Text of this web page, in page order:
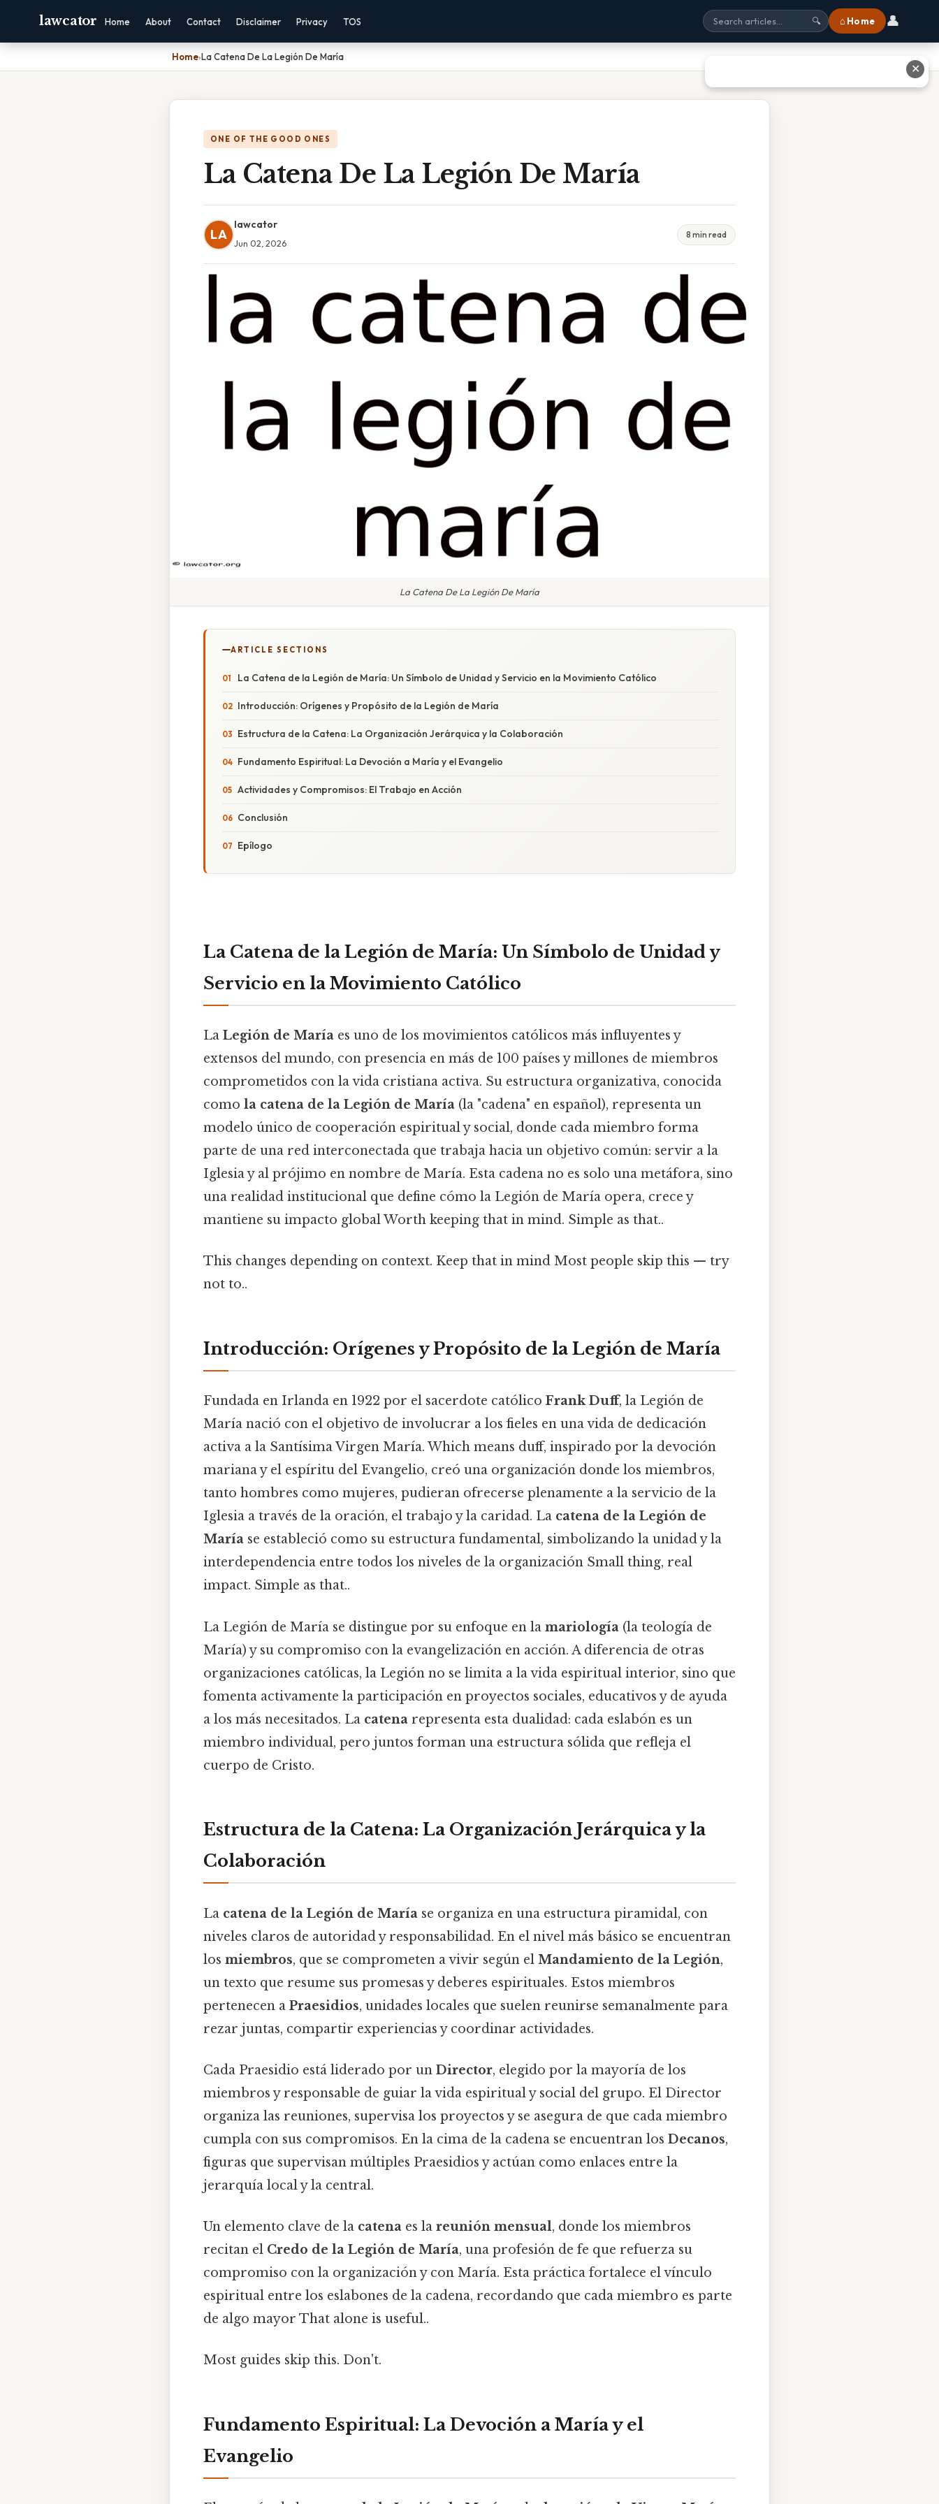
lawcator Home About Contact Disclaimer Privacy TOS 🔍 ⌂ Home 👤
Home›La Catena De La Legión De María
ONE OF THE GOOD ONES
La Catena De La Legión De María
LA
lawcator
Jun 02, 2026
8 min read
La Catena De La Legión De María
ARTICLE SECTIONS
La Catena de la Legión de María: Un Símbolo de Unidad y Servicio en la Movimiento Católico
Introducción: Orígenes y Propósito de la Legión de María
Estructura de la Catena: La Organización Jerárquica y la Colaboración
Fundamento Espiritual: La Devoción a María y el Evangelio
Actividades y Compromisos: El Trabajo en Acción
Conclusión
Epílogo
La Catena de la Legión de María: Un Símbolo de Unidad y
Servicio en la Movimiento Católico
La Legión de María es uno de los movimientos católicos más influyentes y
extensos del mundo, con presencia en más de 100 países y millones de miembros
comprometidos con la vida cristiana activa. Su estructura organizativa, conocida
como la catena de la Legión de María (la "cadena" en español), representa un
modelo único de cooperación espiritual y social, donde cada miembro forma
parte de una red interconectada que trabaja hacia un objetivo común: servir a la
Iglesia y al prójimo en nombre de María. Esta cadena no es solo una metáfora, sino
una realidad institucional que define cómo la Legión de María opera, crece y
mantiene su impacto global Worth keeping that in mind. Simple as that..
This changes depending on context. Keep that in mind Most people skip this — try
not to..
Introducción: Orígenes y Propósito de la Legión de María
Fundada en Irlanda en 1922 por el sacerdote católico Frank Duff, la Legión de
María nació con el objetivo de involucrar a los fieles en una vida de dedicación
activa a la Santísima Virgen María. Which means duff, inspirado por la devoción
mariana y el espíritu del Evangelio, creó una organización donde los miembros,
tanto hombres como mujeres, pudieran ofrecerse plenamente a la servicio de la
Iglesia a través de la oración, el trabajo y la caridad. La catena de la Legión de
María se estableció como su estructura fundamental, simbolizando la unidad y la
interdependencia entre todos los niveles de la organización Small thing, real
impact. Simple as that..
La Legión de María se distingue por su enfoque en la mariología (la teología de
María) y su compromiso con la evangelización en acción. A diferencia de otras
organizaciones católicas, la Legión no se limita a la vida espiritual interior, sino que
fomenta activamente la participación en proyectos sociales, educativos y de ayuda
a los más necesitados. La catena representa esta dualidad: cada eslabón es un
miembro individual, pero juntos forman una estructura sólida que refleja el
cuerpo de Cristo.
Estructura de la Catena: La Organización Jerárquica y la
Colaboración
La catena de la Legión de María se organiza en una estructura piramidal, con
niveles claros de autoridad y responsabilidad. En el nivel más básico se encuentran
los miembros, que se comprometen a vivir según el Mandamiento de la Legión,
un texto que resume sus promesas y deberes espirituales. Estos miembros
pertenecen a Praesidios, unidades locales que suelen reunirse semanalmente para
rezar juntas, compartir experiencias y coordinar actividades.
Cada Praesidio está liderado por un Director, elegido por la mayoría de los
miembros y responsable de guiar la vida espiritual y social del grupo. El Director
organiza las reuniones, supervisa los proyectos y se asegura de que cada miembro
cumpla con sus compromisos. En la cima de la cadena se encuentran los Decanos,
figuras que supervisan múltiples Praesidios y actúan como enlaces entre la
jerarquía local y la central.
Un elemento clave de la catena es la reunión mensual, donde los miembros
recitan el Credo de la Legión de María, una profesión de fe que refuerza su
compromiso con la organización y con María. Esta práctica fortalece el vínculo
espiritual entre los eslabones de la cadena, recordando que cada miembro es parte
de algo mayor That alone is useful..
Most guides skip this. Don't.
Fundamento Espiritual: La Devoción a María y el
Evangelio
✕